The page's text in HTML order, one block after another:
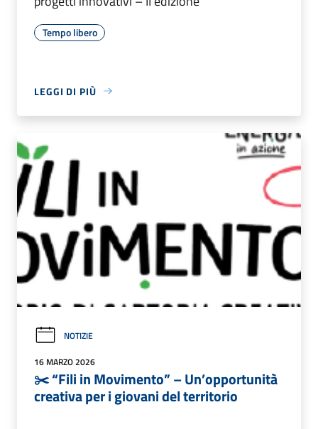
Tempo libero
LEGGI DI PIÙ
NOTIZIE
16 MARZO 2026
✂️ “Fili in Movimento” – Un’opportunità
creativa per i giovani del territorio